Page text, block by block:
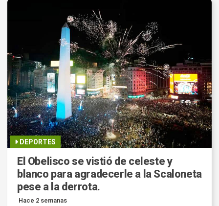
DEPORTES
El Obelisco se vistió de celeste y
blanco para agradecerle a la Scaloneta
pese a la derrota.
Hace 2 semanas